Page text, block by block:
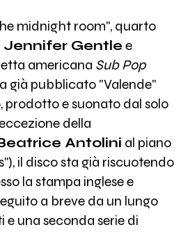
midnight room", quarto
Jennifer Gentle e
americana Sub Pop
già pubblicato "Valende"
prodotto e suonato dal solo
della
Antolini al piano
il disco sta già riscuotendo
la stampa inglese e
a breve da un lungo
e una seconda serie di